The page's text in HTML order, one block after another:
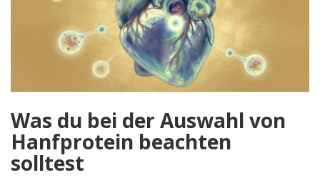
Was du bei der Auswahl von
Hanfprotein beachten
solltest